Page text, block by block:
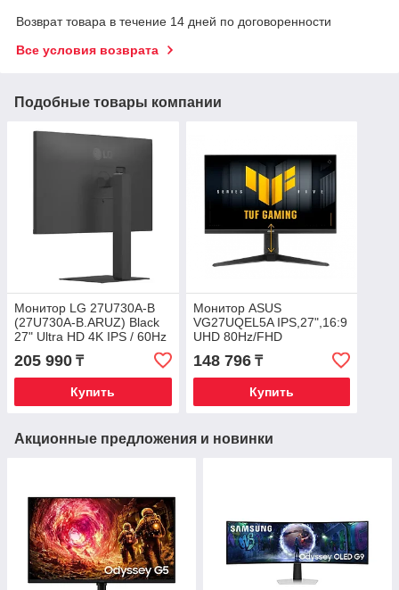
Возврат товара в течение 14 дней по договоренности
Все условия возврата
Подобные товары компании
Монитор LG 27U730A-B
(27U730A-B.ARUZ) Black
27" Ultra HD 4K IPS / 60Hz
/ 5ms / HDMI / DP /
Встроенные динамики
205 990 ₸
Купить
Монитор ASUS
VG27UQEL5A IPS,27",16:9
UHD 80Hz/FHD
310Hz,400cd/
2W,HDR10
148 796₸
Купить
Акционные предложения и новинки